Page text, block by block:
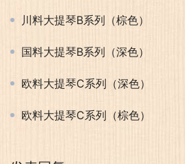
川料大提琴B系列（棕色）
国料大提琴B系列（深色）
欧料大提琴C系列（深色）
欧料大提琴C系列（棕色）